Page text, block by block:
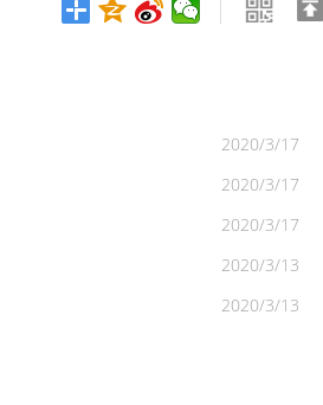
2020/3/17
2020/3/17
2020/3/17
2020/3/13
2020/3/13